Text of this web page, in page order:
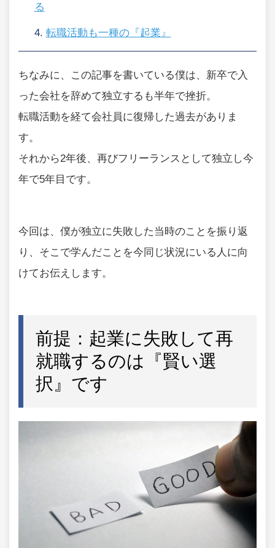
る
転職活動も一種の『起業』
ちなみに、この記事を書いている僕は、新卒で入
った会社を辞めて独立するも半年で挫折。
転職活動を経て会社員に復帰した過去がありま
す。
それから2年後、再びフリーランスとして独立し今
年で5年目です。
今回は、僕が独立に失敗した当時のことを振り返
り、そこで学んだことを今同じ状況にいる人に向
けてお伝えします。
前提：起業に失敗して再
就職するのは『賢い選
択』です